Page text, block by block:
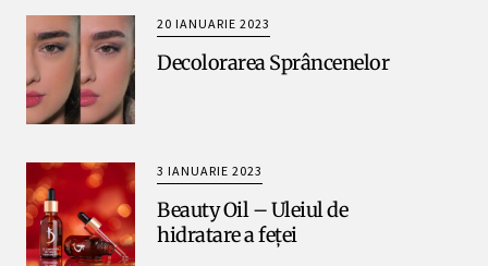
20 IANUARIE 2023
Decolorarea Sprâncenelor
3 IANUARIE 2023
Beauty Oil – Uleiul de
hidratare a feței